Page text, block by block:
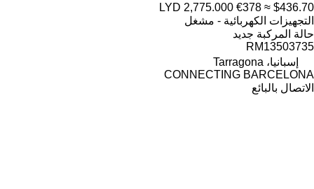
LYD 2,775.000 €378 ≈ $436.70
التجهيزات الكهربائية - مشغل
حالة المركبة جديد
RM13503735
إسبانيا، Tarragona
CONNECTING BARCELONA
الاتصال بالبائع